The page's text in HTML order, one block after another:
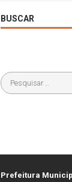
BUSCAR
Prefeitura